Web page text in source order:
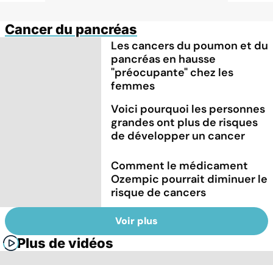
Cancer du pancréas
Les cancers du poumon et du
pancréas en hausse
"préocupante" chez les
femmes
Voici pourquoi les personnes
grandes ont plus de risques
de développer un cancer
Comment le médicament
Ozempic pourrait diminuer le
risque de cancers
Voir plus
Plus de vidéos